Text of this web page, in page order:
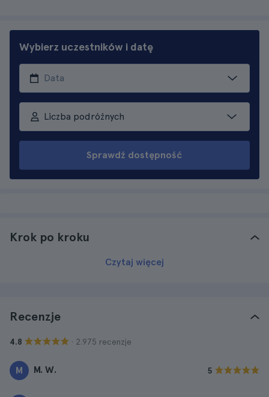
Wybierz uczestników i datę
Liczba podróżnych
Sprawdź dostępność
Krok po kroku
Czytaj więcej
Recenzje
4.8 · 2.975 recenzje
M M. W. 5